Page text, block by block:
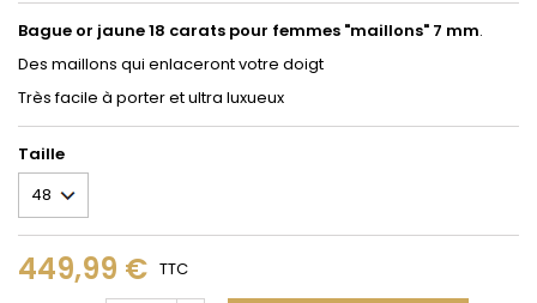
Bague or jaune 18 carats pour femmes "maillons" 7 mm.
Des maillons qui enlaceront votre doigt
Très facile à porter et ultra luxueux
Taille
449,99 € TTC